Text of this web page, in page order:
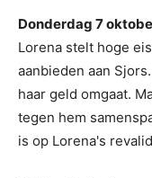
Donderdag 7
Lorena stelt hoge
aanbieden aan
haar geld omgaat.
tegen hem
is op Lorena's